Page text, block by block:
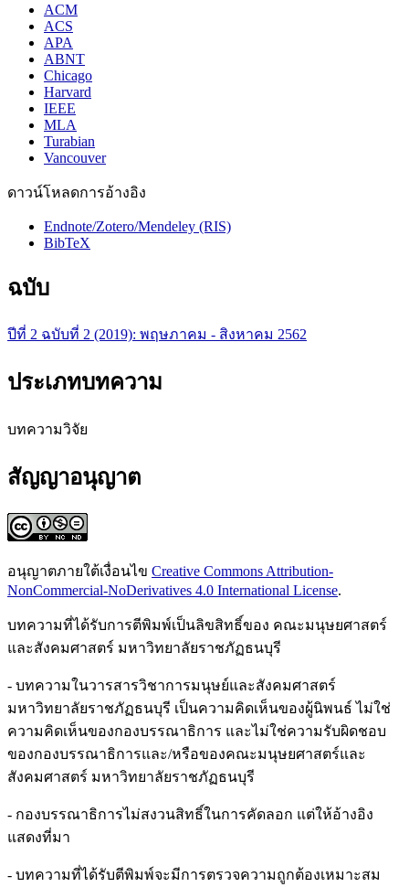
ACM
ACS
APA
ABNT
Chicago
Harvard
IEEE
MLA
Turabian
Vancouver
ดาวน์โหลดการอ้างอิง
Endnote/Zotero/Mendeley (RIS)
BibTeX
ฉบับ
ปีที่ 2 ฉบับที่ 2 (2019): พฤษภาคม - สิงหาคม 2562
ประเภทบทความ
บทความวิจัย
สัญญาอนุญาต
อนุญาตภายใต้เงื่อนไข Creative Commons Attribution-
NonCommercial-NoDerivatives 4.0 International License.
บทความที่ได้รับการตีพิมพ์เป็นลิขสิทธิ์ของ คณะมนุษยศาสตร์
และสังคมศาสตร์ มหาวิทยาลัยราชภัฏธนบุรี
- บทความในวารสารวิชาการมนุษย์และสังคมศาสตร์
มหาวิทยาลัยราชภัฏธนบุรี เป็นความคิดเห็นของผู้นิพนธ์ ไม่ใช่
ความคิดเห็นของกองบรรณาธิการ และไม่ใช่ความรับผิดชอบ
ของกองบรรณาธิการและ/หรือของคณะมนุษยศาสตร์และ
สังคมศาสตร์ มหาวิทยาลัยราชภัฏธนบุรี
- กองบรรณาธิการไม่สงวนสิทธิ์ในการคัดลอก แต่ให้อ้างอิง
แสดงที่มา
- บทความที่ได้รับตีพิมพ์จะมีการตรวจความถูกต้องเหมาะสม